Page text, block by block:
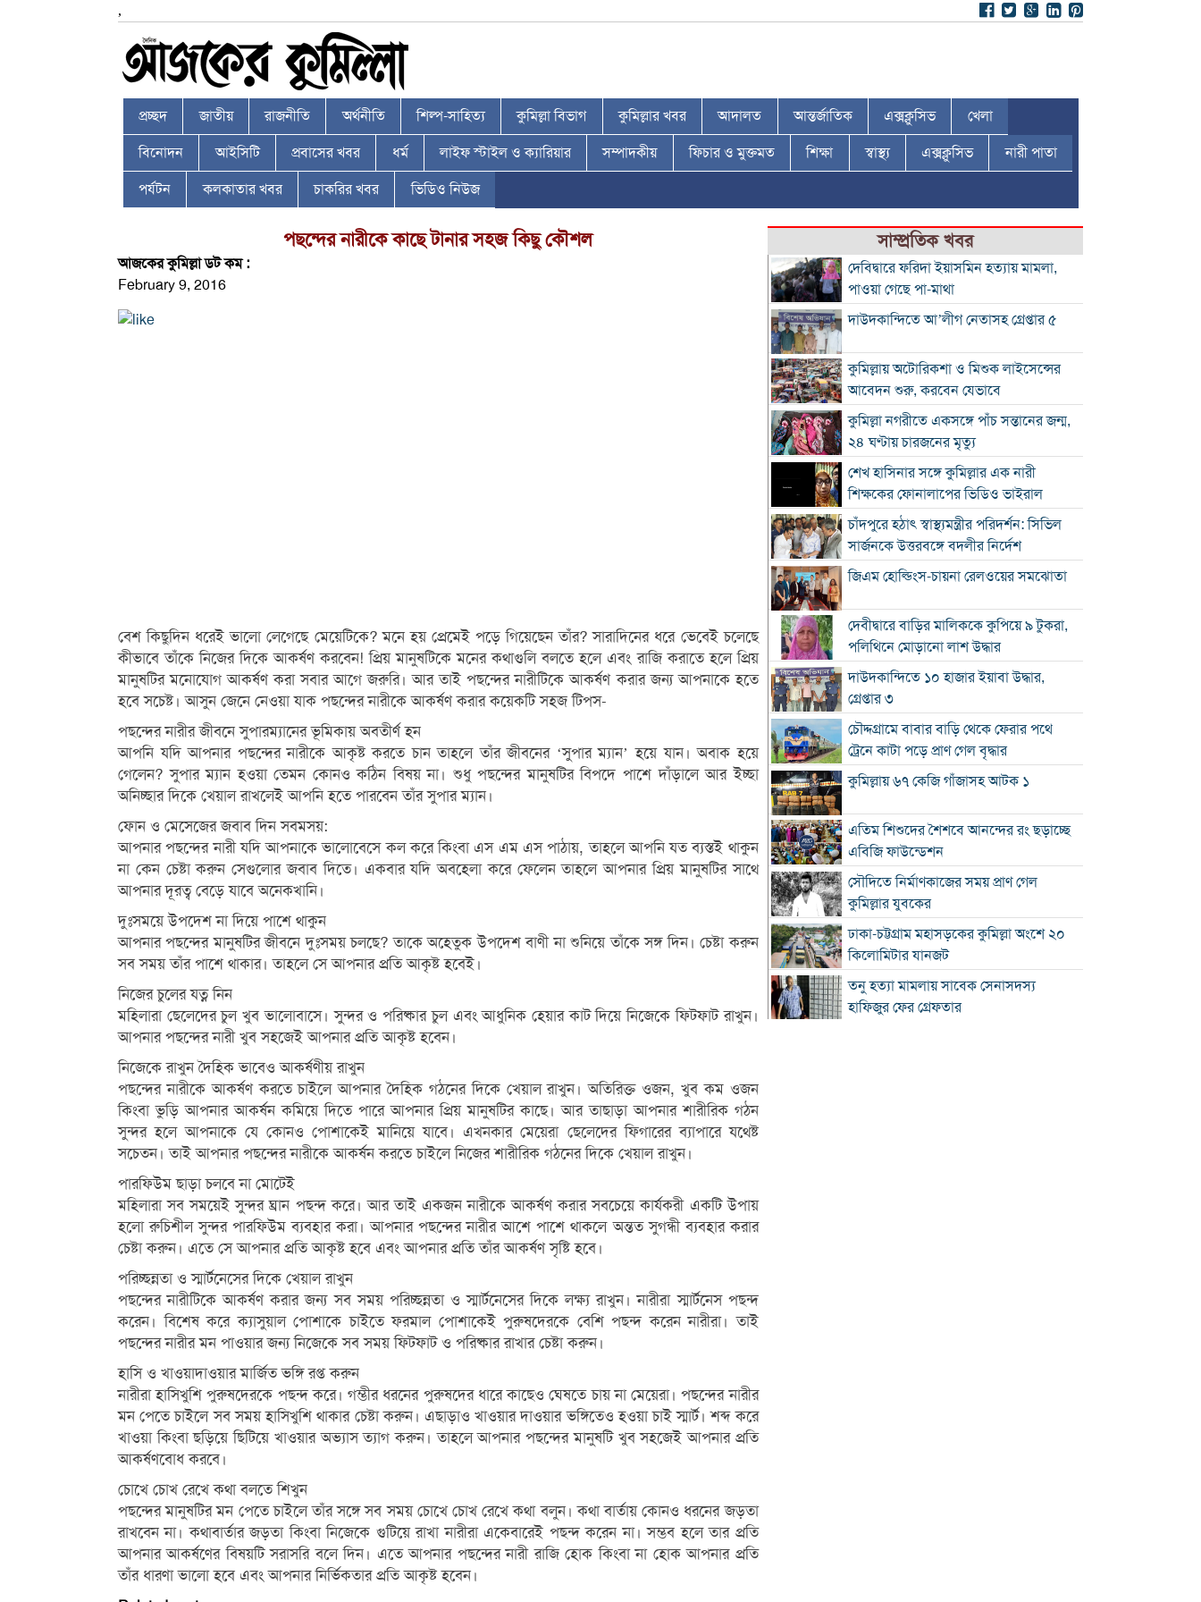
,
প্রচ্ছদ জাতীয় রাজনীতি অর্থনীতি শিল্প-সাহিত্য কুমিল্লা বিভাগ কুমিল্লার খবর আদালত আন্তর্জাতিক এক্সক্লুসিভ খেলা
বিনোদন আইসিটি প্রবাসের খবর ধর্ম লাইফ স্টাইল ও ক্যারিয়ার সম্পাদকীয় ফিচার ও মুক্তমত শিক্ষা স্বাস্থ্য এক্সক্লুসিভ নারী পাতা
পর্যটন কলকাতার খবর চাকরির খবর ভিডিও নিউজ
পছন্দের নারীকে কাছে টানার সহজ কিছু কৌশল
আজকের কুমিল্লা ডট কম :
February 9, 2016
বেশ কিছুদিন ধরেই ভালো লেগেছে মেয়েটিকে? মনে হয় প্রেমেই পড়ে গিয়েছেন তাঁর? সারাদিনের ধরে ভেবেই চলেছে
কীভাবে তাঁকে নিজের দিকে আকর্ষণ করবেন! প্রিয় মানুষটিকে মনের কথাগুলি বলতে হলে এবং রাজি করাতে হলে প্রিয়
মানুষটির মনোযোগ আকর্ষণ করা সবার আগে জরুরি। আর তাই পছন্দের নারীটিকে আকর্ষণ করার জন্য আপনাকে হতে
হবে সচেষ্ট। আসুন জেনে নেওয়া যাক পছন্দের নারীকে আকর্ষণ করার কয়েকটি সহজ টিপস-
পছন্দের নারীর জীবনে সুপারম্যানের ভূমিকায় অবতীর্ণ হন
আপনি যদি আপনার পছন্দের নারীকে আকৃষ্ট করতে চান তাহলে তাঁর জীবনের ‘সুপার ম্যান’ হয়ে যান। অবাক হয়ে
গেলেন? সুপার ম্যান হওয়া তেমন কোনও কঠিন বিষয় না। শুধু পছন্দের মানুষটির বিপদে পাশে দাঁড়ালে আর ইচ্ছা
অনিচ্ছার দিকে খেয়াল রাখলেই আপনি হতে পারবেন তাঁর সুপার ম্যান।
ফোন ও মেসেজের জবাব দিন সবমসয়:
আপনার পছন্দের নারী যদি আপনাকে ভালোবেসে কল করে কিংবা এস এম এস পাঠায়, তাহলে আপনি যত ব্যস্তই থাকুন
না কেন চেষ্টা করুন সেগুলোর জবাব দিতে। একবার যদি অবহেলা করে ফেলেন তাহলে আপনার প্রিয় মানুষটির সাথে
আপনার দূরত্ব বেড়ে যাবে অনেকখানি।
দুঃসময়ে উপদেশ না দিয়ে পাশে থাকুন
আপনার পছন্দের মানুষটির জীবনে দুঃসময় চলছে? তাকে অহেতুক উপদেশ বাণী না শুনিয়ে তাঁকে সঙ্গ দিন। চেষ্টা করুন
সব সময় তাঁর পাশে থাকার। তাহলে সে আপনার প্রতি আকৃষ্ট হবেই।
নিজের চুলের যত্ন নিন
মহিলারা ছেলেদের চুল খুব ভালোবাসে। সুন্দর ও পরিষ্কার চুল এবং আধুনিক হেয়ার কাট দিয়ে নিজেকে ফিটফাট রাখুন।
আপনার পছন্দের নারী খুব সহজেই আপনার প্রতি আকৃষ্ট হবেন।
নিজেকে রাখুন দৈহিক ভাবেও আকর্ষণীয় রাখুন
পছন্দের নারীকে আকর্ষণ করতে চাইলে আপনার দৈহিক গঠনের দিকে খেয়াল রাখুন। অতিরিক্ত ওজন, খুব কম ওজন
কিংবা ভুড়ি আপনার আকর্ষন কমিয়ে দিতে পারে আপনার প্রিয় মানুষটির কাছে। আর তাছাড়া আপনার শারীরিক গঠন
সুন্দর হলে আপনাকে যে কোনও পোশাকেই মানিয়ে যাবে। এখনকার মেয়েরা ছেলেদের ফিগারের ব্যাপারে যথেষ্ট
সচেতন। তাই আপনার পছন্দের নারীকে আকর্ষন করতে চাইলে নিজের শারীরিক গঠনের দিকে খেয়াল রাখুন।
পারফিউম ছাড়া চলবে না মোটেই
মহিলারা সব সময়েই সুন্দর ঘ্রান পছন্দ করে। আর তাই একজন নারীকে আকর্ষণ করার সবচেয়ে কার্যকরী একটি উপায়
হলো রুচিশীল সুন্দর পারফিউম ব্যবহার করা। আপনার পছন্দের নারীর আশে পাশে থাকলে অন্তত সুগন্ধী ব্যবহার করার
চেষ্টা করুন। এতে সে আপনার প্রতি আকৃষ্ট হবে এবং আপনার প্রতি তাঁর আকর্ষণ সৃষ্টি হবে।
পরিচ্ছন্নতা ও স্মার্টনেসের দিকে খেয়াল রাখুন
পছন্দের নারীটিকে আকর্ষণ করার জন্য সব সময় পরিচ্ছন্নতা ও স্মার্টনেসের দিকে লক্ষ্য রাখুন। নারীরা স্মার্টনেস পছন্দ
করেন। বিশেষ করে ক্যাসুয়াল পোশাকে চাইতে ফরমাল পোশাকেই পুরুষদেরকে বেশি পছন্দ করেন নারীরা। তাই
পছন্দের নারীর মন পাওয়ার জন্য নিজেকে সব সময় ফিটফাট ও পরিষ্কার রাখার চেষ্টা করুন।
হাসি ও খাওয়াদাওয়ার মার্জিত ভঙ্গি রপ্ত করুন
নারীরা হাসিখুশি পুরুষদেরকে পছন্দ করে। গম্ভীর ধরনের পুরুষদের ধারে কাছেও ঘেষতে চায় না মেয়েরা। পছন্দের নারীর
মন পেতে চাইলে সব সময় হাসিখুশি থাকার চেষ্টা করুন। এছাড়াও খাওয়ার দাওয়ার ভঙ্গিতেও হওয়া চাই স্মার্ট। শব্দ করে
খাওয়া কিংবা ছড়িয়ে ছিটিয়ে খাওয়ার অভ্যাস ত্যাগ করুন। তাহলে আপনার পছন্দের মানুষটি খুব সহজেই আপনার প্রতি
আকর্ষণবোধ করবে।
চোখে চোখ রেখে কথা বলতে শিখুন
পছন্দের মানুষটির মন পেতে চাইলে তাঁর সঙ্গে সব সময় চোখে চোখ রেখে কথা বলুন। কথা বার্তায় কোনও ধরনের জড়তা
রাখবেন না। কথাবার্তার জড়তা কিংবা নিজেকে গুটিয়ে রাখা নারীরা একেবারেই পছন্দ করেন না। সম্ভব হলে তার প্রতি
আপনার আকর্ষণের বিষয়টি সরাসরি বলে দিন। এতে আপনার পছন্দের নারী রাজি হোক কিংবা না হোক আপনার প্রতি
তাঁর ধারণা ভালো হবে এবং আপনার নির্ভিকতার প্রতি আকৃষ্ট হবেন।
সাম্প্রতিক খবর
দেবিদ্বারে ফরিদা ইয়াসমিন হত্যায় মামলা,
পাওয়া গেছে পা-মাথা
দাউদকান্দিতে আ’লীগ নেতাসহ গ্রেপ্তার ৫
কুমিল্লায় অটোরিকশা ও মিশুক লাইসেন্সের
আবেদন শুরু, করবেন যেভাবে
কুমিল্লা নগরীতে একসঙ্গে পাঁচ সন্তানের জন্ম,
২৪ ঘণ্টায় চারজনের মৃত্যু
শেখ হাসিনার সঙ্গে কুমিল্লার এক নারী
শিক্ষকের ফোনালাপের ভিডিও ভাইরাল
চাঁদপুরে হঠাৎ স্বাস্থ্যমন্ত্রীর পরিদর্শন: সিভিল
সার্জনকে উত্তরবঙ্গে বদলীর নির্দেশ
জিএম হোল্ডিংস-চায়না রেলওয়ের সমঝোতা
দেবীদ্বারে বাড়ির মালিককে কুপিয়ে ৯ টুকরা,
পলিথিনে মোড়ানো লাশ উদ্ধার
দাউদকান্দিতে ১০ হাজার ইয়াবা উদ্ধার,
গ্রেপ্তার ৩
চৌদ্দগ্রামে বাবার বাড়ি থেকে ফেরার পথে
ট্রেনে কাটা পড়ে প্রাণ গেল বৃদ্ধার
কুমিল্লায় ৬৭ কেজি গাঁজাসহ আটক ১
এতিম শিশুদের শৈশবে আনন্দের রং ছড়াচ্ছে
এবিজি ফাউন্ডেশন
সৌদিতে নির্মাণকাজের সময় প্রাণ গেল
কুমিল্লার যুবকের
ঢাকা-চট্টগ্রাম মহাসড়কের কুমিল্লা অংশে ২০
কিলোমিটার যানজট
তনু হত্যা মামলায় সাবেক সেনাসদস্য
হাফিজুর ফের গ্রেফতার